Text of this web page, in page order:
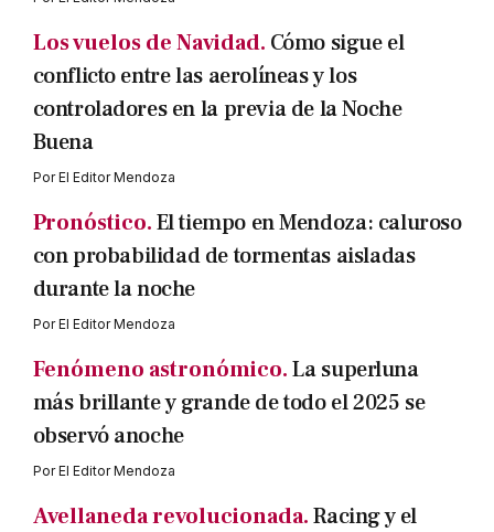
Los vuelos de Navidad. Cómo sigue el
conflicto entre las aerolíneas y los
controladores en la previa de la Noche
Buena
PorEl Editor Mendoza
Pronóstico.El tiempo en Mendoza: caluroso
con probabilidad de tormentas aisladas
durante la noche
PorEl Editor Mendoza
Fenómeno astronómico.La superluna
más brillante y grande de todo el 2025 se
observó anoche
PorEl Editor Mendoza
Avellaneda revolucionada.Racing y el